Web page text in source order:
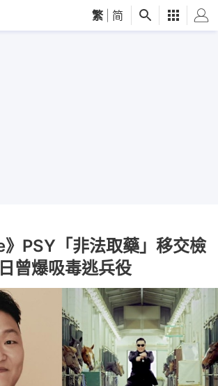
繁 简
》PSY「非法取藥」移交檢
曾爆吸毒逃兵役